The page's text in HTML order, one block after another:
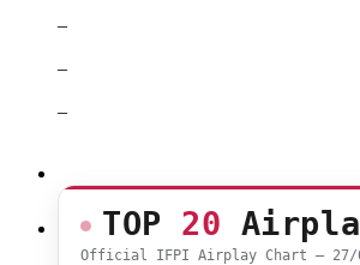
–
–
–
TOP 20
Official IFPI Airplay Chart — 27/